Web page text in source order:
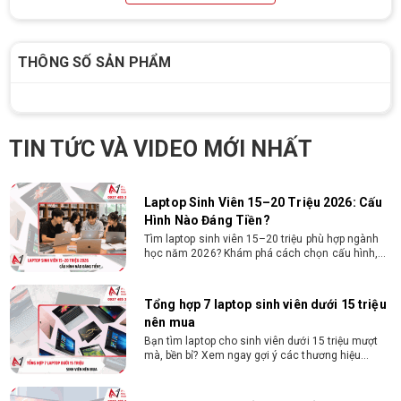
THÔNG SỐ SẢN PHẨM
TIN TỨC VÀ VIDEO MỚI NHẤT
trình, chạy Docker, máy ảo, Android Studio tối ưu
khoăn của nhiều tân sinh viên khi chọn máy học
tập. Xem ngay phân tích để chọn thiết bị chuẩn
Laptop Sinh Viên 15–20 Triệu 2026: Cấu
Hình Nào Đáng Tiền?
Tìm laptop sinh viên 15–20 triệu phù hợp ngành
học năm 2026? Khám phá cách chọn cấu hình,
Tổng hợp 7 laptop sinh viên dưới 15 triệu
nên mua
Bạn tìm laptop cho sinh viên dưới 15 triệu mượt
mà, bền bỉ? Xem ngay gợi ý các thương hiệu